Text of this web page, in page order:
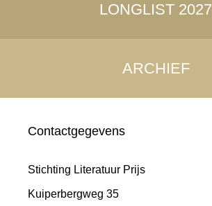
LONGLIST 2027
ARCHIEF
Contactgegevens
Stichting Literatuur Prijs
Kuiperbergweg 35